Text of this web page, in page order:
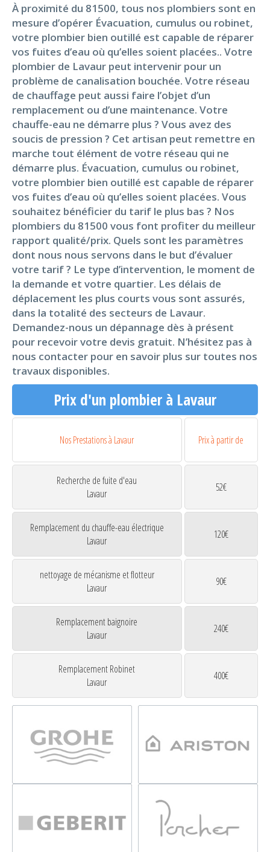
À proximité du 81500, tous nos plombiers sont en
mesure d’opérer Évacuation, cumulus ou robinet,
votre plombier bien outillé est capable de réparer
vos fuites d’eau où qu’elles soient placées.. Votre
plombier de Lavaur peut intervenir pour un
problème de canalisation bouchée. Votre réseau
de chauffage peut aussi faire l’objet d’un
remplacement ou d’une maintenance. Votre
chauffe-eau ne démarre plus ? Vous avez des
soucis de pression ? Cet artisan peut remettre en
marche tout élément de votre réseau qui ne
démarre plus. Évacuation, cumulus ou robinet,
votre plombier bien outillé est capable de réparer
vos fuites d’eau où qu’elles soient placées. Vous
souhaitez bénéficier du tarif le plus bas ? Nos
plombiers du 81500 vous font profiter du meilleur
rapport qualité/prix. Quels sont les paramètres
dont nous nous servons dans le but d’évaluer
votre tarif ? Le type d’intervention, le moment de
la demande et votre quartier. Les délais de
déplacement les plus courts vous sont assurés,
dans la totalité des secteurs de Lavaur.
Demandez-nous un dépannage dès à présent
pour recevoir votre devis gratuit. N’hésitez pas à
nous contacter pour en savoir plus sur toutes nos
travaux disponibles.
Prix d'un plombier à Lavaur
Nos Prestations à Lavaur Prix à partir de
Recherche de fuite d'eau
Lavaur
52€
Remplacement du chauffe-eau électrique
Lavaur
120€
nettoyage de mécanisme et flotteur
Lavaur
90€
Remplacement baignoire
Lavaur
240€
Remplacement Robinet
Lavaur
400€